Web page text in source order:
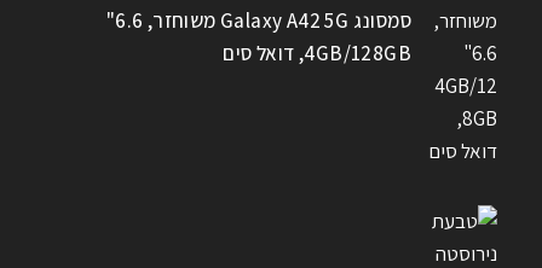
סמסונג Galaxy A42 5G משוחזר, 6.6"
4GB/128GB, דואל סים